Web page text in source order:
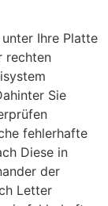
Ihre Platte
rechten
Sie
fehlerhafte
Diese in
der
Letter